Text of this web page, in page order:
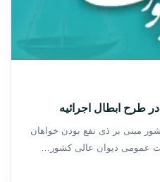
طرح ابطال اجرائیه
مبنی بر ذی نفع بودن خواهان
عمومی دیوان عالی کشور…